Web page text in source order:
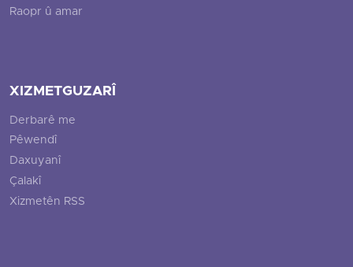
Raopr û amar
XIZMETGUZARÎ
Derbarê me
Pêwendî
Daxuyanî
Çalakî
Xizmetên RSS